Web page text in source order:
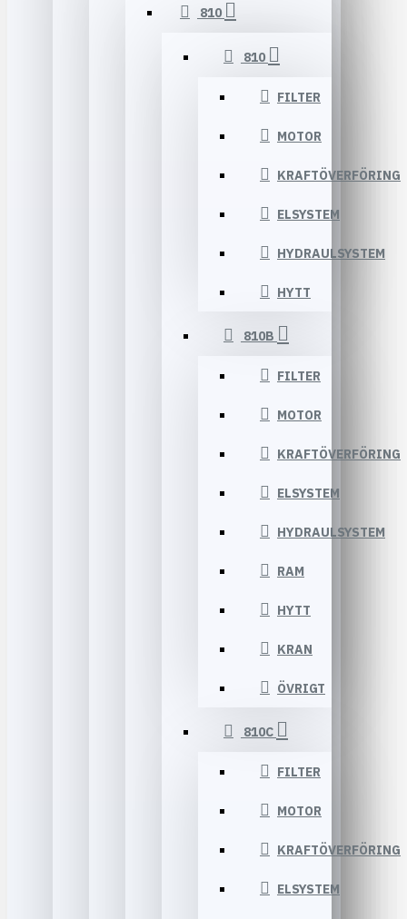
810
810
FILTER
MOTOR
KRAFTÖVERFÖRING
ELSYSTEM
HYDRAULSYSTEM
HYTT
810B
FILTER
MOTOR
KRAFTÖVERFÖRING
ELSYSTEM
HYDRAULSYSTEM
RAM
HYTT
KRAN
ÖVRIGT
810C
FILTER
MOTOR
KRAFTÖVERFÖRING
ELSYSTEM